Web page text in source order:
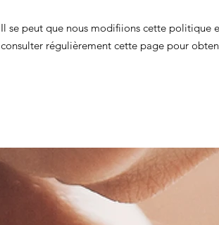
Il se peut que nous modifiions cette politique
consulter régulièrement cette page pour